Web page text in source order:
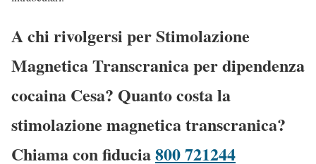
A chi rivolgersi per Stimolazione
Magnetica Transcranica per dipendenza
cocaina Cesa? Quanto costa la
stimolazione magnetica transcranica?
Chiama con fiducia800 721244